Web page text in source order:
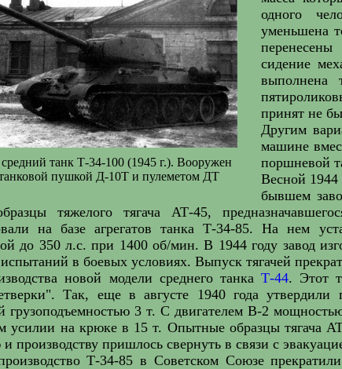
танк Т-34-100 (1945 г.). Вооружен
пушкой Д-10Т и пулеметом ДТ
одного
уменьшена
сидение
выполнена
принят не
Другим
машине
поршневой
Весной 1944
бывшем
тяжелого тягача АТ-45,
на базе агрегатов танка Т-34-85. На нем
до 350 л.с. при 1400 об/мин. В 1944 году завод
в боевых условиях. Выпуск тягачей
новой модели среднего танка Т-44. Этот
Так, еще в августе 1940 года
грузоподъемностью 3 т. С двигателем В-2
усилии на крюке в 15 т. Опытные образцы тягача
производству пришлось свернуть в связи с
Т-34-85 в Советском Союзе